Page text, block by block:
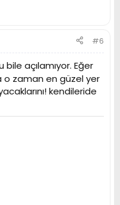
#6
açılamıyor. Eğer
o zaman en güzel yer
kendileride